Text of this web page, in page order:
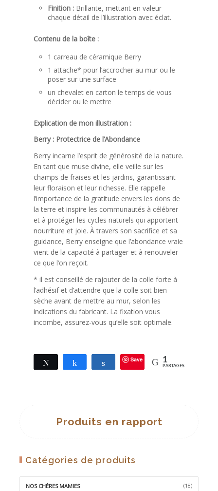
Finition : Brillante, mettant en valeur
chaque détail de l’illustration avec éclat.
Contenu de la boîte :
1 carreau de céramique Berry
1 attache* pour l’accrocher au mur ou le
poser sur une surface
un chevalet en carton le temps de vous
décider ou le mettre
Explication de mon illustration :
Berry : Protectrice de l’Abondance
Berry incarne l’esprit de générosité de la nature.
En tant que muse divine, elle veille sur les
champs de fraises et les jardins, garantissant
leur floraison et leur richesse. Elle rappelle
l’importance de la gratitude envers les dons de
la terre et inspire les communautés à célébrer
et à protéger les cycles naturels qui apportent
nourriture et joie. À travers son sacrifice et sa
guidance, Berry enseigne que l’abondance vraie
vient de la capacité à partager et à renouveler
ce que l’on reçoit.
* il est conseillé de rajouter de la colle forte à
l’adhésif et d’attendre que la colle soit bien
sèche avant de mettre au mur, selon les
indications du fabricant. La fixation vous
incombe, assurez-vous qu’elle soit optimale.
Tweetez Partagez Partagez
Save 1
PARTAGES
Produits en rapport
Catégories de produits
NOS CHÈRES MAMIES (18)